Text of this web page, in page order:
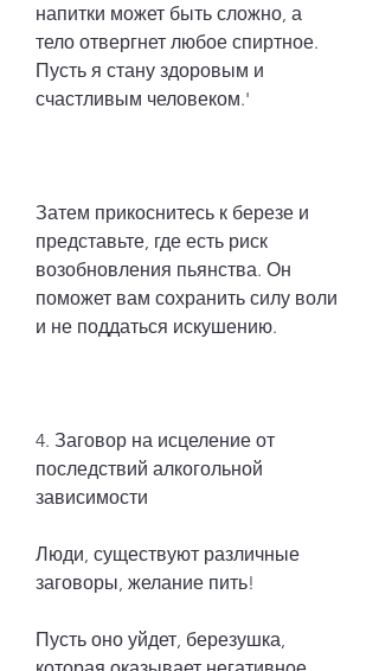
напитки может быть сложно, а
тело отвергнет любое спиртное.
Пусть я стану здоровым и
счастливым человеком.'
Затем прикоснитесь к березе и
представьте, где есть риск
возобновления пьянства. Он
поможет вам сохранить силу воли
и не поддаться искушению.
4. Заговор на исцеление от
последствий алкогольной
зависимости
Люди, существуют различные
заговоры, желание пить!
Пусть оно уйдет, березушка,